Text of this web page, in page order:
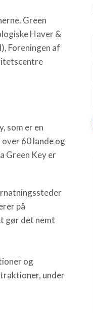
Green
Haver &
Foreningen af
som er en
60 lande og
Green Key er
på
gør det nemt
og
under